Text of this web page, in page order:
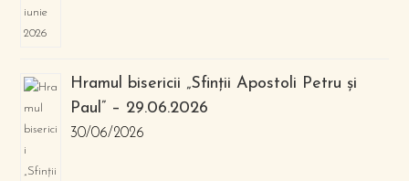
Hramul bisericii „Sfinții Apostoli Petru și
Paul” – 29.06.2026
30/06/2026